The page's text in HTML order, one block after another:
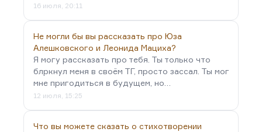
16 июля, 20:11
Не могли бы вы рассказать про Юза
Алешковского и Леонида Мациха?
Я могу рассказать про тебя. Ты только что
блркнул меня в своём ТГ, просто зассал. Ты мог
мне пригодиться в будущем, но…
12 июля, 15:25
Что вы можете сказать о стихотворении